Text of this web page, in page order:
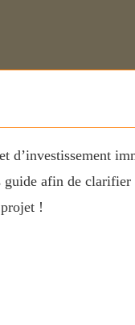
d’investissement
guide afin de
!